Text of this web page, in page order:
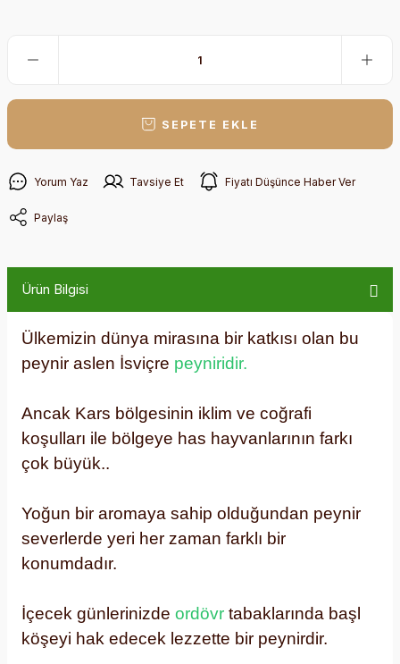
SEPETE EKLE
Yorum Yaz Tavsiye Et Fiyatı Düşünce Haber Ver
Paylaş
Ürün Bilgisi
Ülkemizin dünya mirasına bir katkısı olan bu
peynir aslen İsviçre peyniridir.
Ancak Kars bölgesinin iklim ve coğrafi
koşulları ile bölgeye has hayvanlarının farkı
çok büyük..
Yoğun bir aromaya sahip olduğundan peynir
severlerde yeri her zaman farklı bir
konumdadır.
İçecek günlerinizde ordövr tabaklarında başl
köşeyi hak edecek lezzette bir peynirdir.